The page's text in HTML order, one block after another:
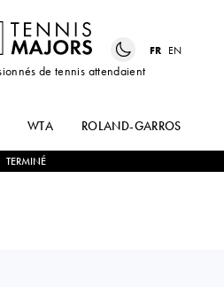
de tennis attendaient
FR EN
WTA ROLAND-GARROS
TERMINÉ